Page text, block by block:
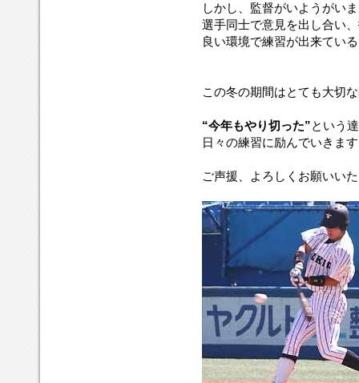
しかし、監督がいようがい
選手同士で意見を出し合い
良い環境で練習が出来てい
この冬の期間はとても大切
“今年もやり切った”という
日々の練習に励んでいきま
ご声援、よろしくお願いい